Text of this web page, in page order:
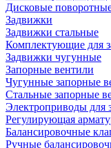
Дисковые
Задвижки
Задвижки стальные
Комплектующие для
Задвижки чугунные
Запорные вентили
Чугунные запорные
Стальные запорные
Электроприводы для
Регулирующая
Балансировочные
Ручные